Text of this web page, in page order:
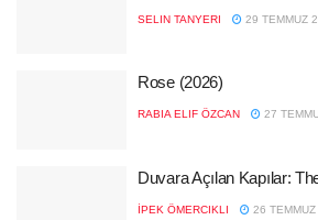
SELIN TANYERI 29 TEMMUZ
Rose (2026)
RABIA ELIF ÖZCAN 27
Duvara Açılan Kapılar:
İPEK ÖMERCIKLI 26